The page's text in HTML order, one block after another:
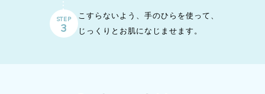
STEP
3
こすらないよう、手のひらを使って、
じっくりとお肌になじませます。